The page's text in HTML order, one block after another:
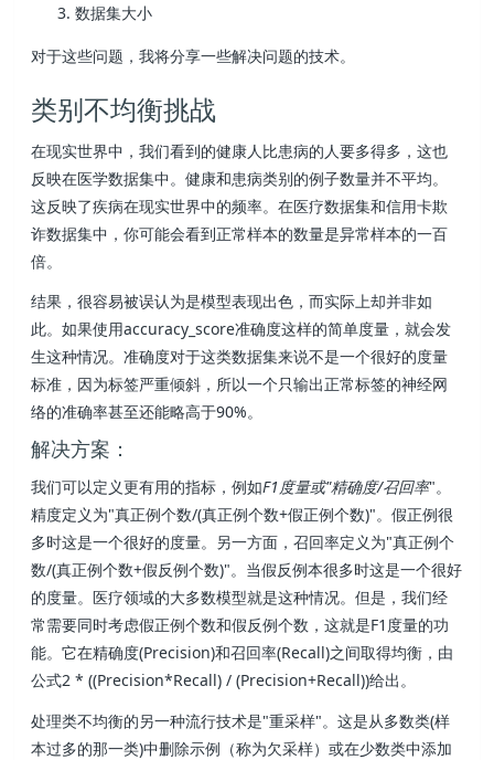
数据集大小
对于这些问题，我将分享一些解决问题的技术。
类别不均衡挑战
在现实世界中，我们看到的健康人比患病的人要多得多，这也
反映在医学数据集中。健康和患病类别的例子数量并不平均。
这反映了疾病在现实世界中的频率。在医疗数据集和信用卡欺
诈数据集中，你可能会看到正常样本的数量是异常样本的一百
倍。
结果，很容易被误认为是模型表现出色，而实际上却并非如
此。如果使用accuracy_score准确度这样的简单度量，就会发
生这种情况。准确度对于这类数据集来说不是一个很好的度量
标准，因为标签严重倾斜，所以一个只输出正常标签的神经网
络的准确率甚至还能略高于90%。
解决方案：
我们可以定义更有用的指标，例如F1度量或"精确度/召回率"。
精度定义为"真正例个数/(真正例个数+假正例个数)"。假正例很
多时这是一个很好的度量。另一方面，召回率定义为"真正例个
数/(真正例个数+假反例个数)"。当假反例本很多时这是一个很好
的度量。医疗领域的大多数模型就是这种情况。但是，我们经
常需要同时考虑假正例个数和假反例个数，这就是F1度量的功
能。它在精确度(Precision)和召回率(Recall)之间取得均衡，由
公式2 * ((Precision*Recall) / (Precision+Recall))给出。
处理类不均衡的另一种流行技术是"重采样"。这是从多数类(样
本过多的那一类)中删除示例（称为欠采样）或在少数类中添加